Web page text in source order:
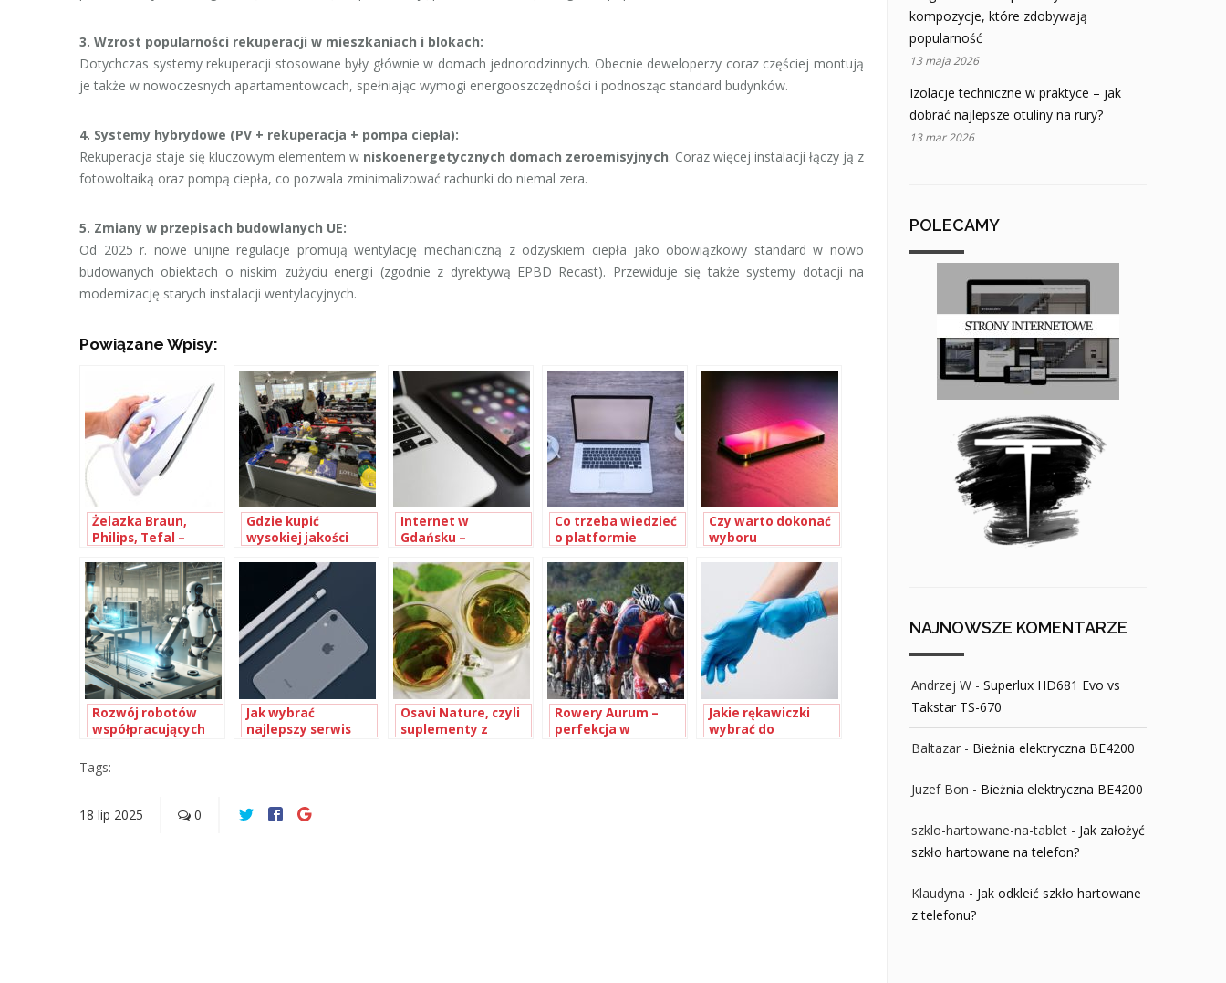
3. Wzrost popularności rekuperacji w mieszkaniach i blokach:
Dotychczas systemy rekuperacji stosowane były głównie w domach jednorodzinnych. Obecnie deweloperzy coraz częściej montują
je także w nowoczesnych apartamentowcach, spełniając wymogi energooszczędności i podnosząc standard budynków.
4. Systemy hybrydowe (PV + rekuperacja + pompa ciepła):
Rekuperacja staje się kluczowym elementem w niskoenergetycznych domach zeroemisyjnych. Coraz więcej instalacji łączy ją z
fotowoltaiką oraz pompą ciepła, co pozwala zminimalizować rachunki do niemal zera.
5. Zmiany w przepisach budowlanych UE:
Od 2025 r. nowe unijne regulacje promują wentylację mechaniczną z odzyskiem ciepła jako obowiązkowy standard w nowo
budowanych obiektach o niskim zużyciu energii (zgodnie z dyrektywą EPBD Recast). Przewiduje się także systemy dotacji na
modernizację starych instalacji wentylacyjnych.
Powiązane Wpisy:
Żelazka Braun,
Philips, Tefal –
różnice
Gdzie kupić
wysokiej jakości
samochodów
wyścigowych w
Polsce
Internet w
Gdańsku –
mobilny?
Co trzeba wiedzieć
o platformie
Czy warto dokonać
wyboru
serwisu Apple?
Rozwój robotów
współpracujących
rewolucja w
automatyce
Jak wybrać
najlepszy serwis
Osavi Nature, czyli
suplementy z
Rowery Aurum –
perfekcja w
Jakie rękawiczki
wybrać do
Tags:
18 lip 2025 0
kompozycje, które zdobywają
popularność
13 maja 2026
Izolacje techniczne w praktyce – jak
dobrać najlepsze otuliny na rury?
13 mar 2026
POLECAMY
NAJNOWSZE KOMENTARZE
Andrzej W - Superlux HD681 Evo vs
Takstar TS-670
Baltazar - Bieżnia elektryczna BE4200
Juzef Bon - Bieżnia elektryczna BE4200
szklo-hartowane-na-tablet - Jak założyć
szkło hartowane na telefon?
Klaudyna - Jak odkleić szkło hartowane
z telefonu?